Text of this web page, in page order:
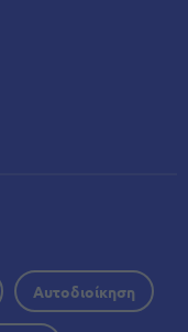
Αυτοδιοίκηση